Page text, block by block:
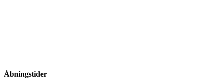
Åbningstider